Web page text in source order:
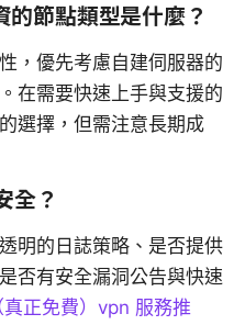
節點類型是什麼？
，優先考慮自建伺服器的
在需要快速上手與支援的
選擇，但需注意長期成
全？
明的日誌策略、是否提供
否有安全漏洞公告與快速
正免費）vpn 服務推